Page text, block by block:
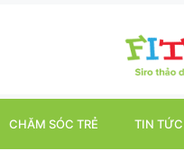
CHĂM SÓC TRẺ TIN